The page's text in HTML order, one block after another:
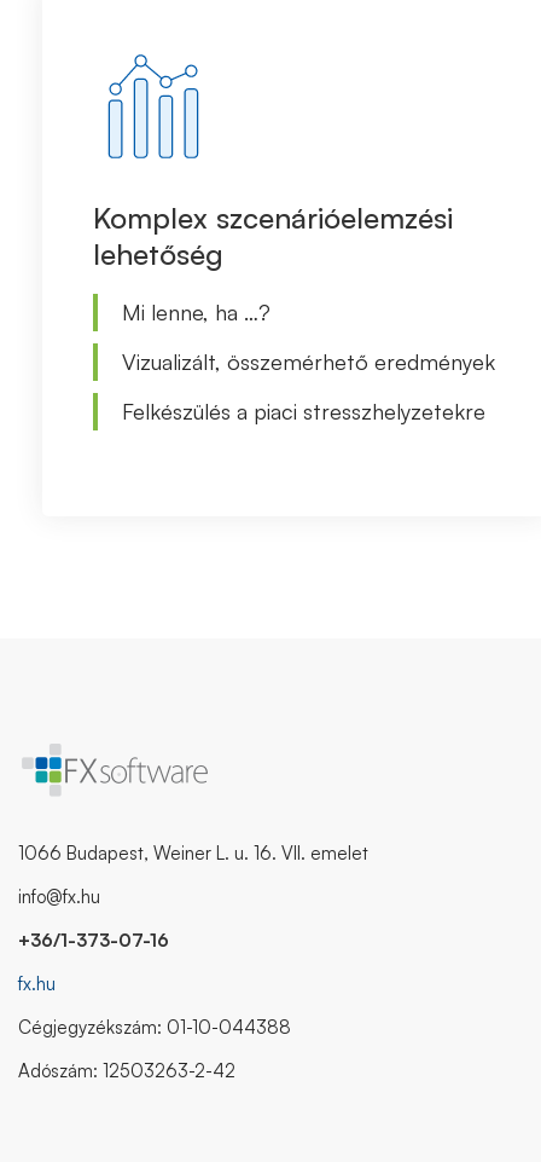
Komplex szcenárióelemzési
lehetőség
Mi lenne, ha …?
Vizualizált, összemérhető eredmények
Felkészülés a piaci stresszhelyzetekre
1066 Budapest, Weiner L. u. 16. VII. emelet
info@fx.hu
+36/1-373-07-16
fx.hu
Cégjegyzékszám: 01-10-044388
Adószám: 12503263-2-42